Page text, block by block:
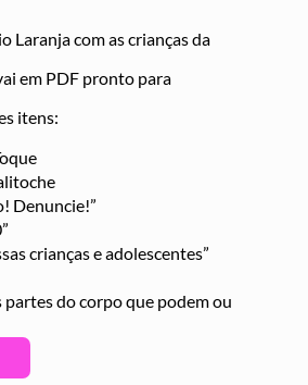
Laranja com as crianças da
em PDF pronto para
itens:
Denuncie!”
crianças e adolescentes”
do corpo que podem ou